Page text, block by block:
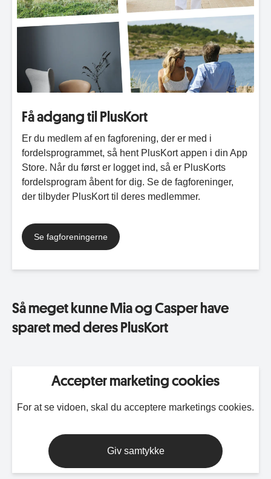
Få adgang til PlusKort
Er du medlem af en fagforening, der er med i
fordelsprogrammet, så hent PlusKort appen i din App
Store. Når du først er logget ind, så er PlusKorts
fordelsprogram åbent for dig. Se de fagforeninger,
der tilbyder PlusKort til deres medlemmer.
Se fagforeningerne
Så meget kunne Mia og Casper have
sparet med deres PlusKort
Accepter marketing cookies
For at se vidoen, skal du acceptere marketings cookies.
Giv samtykke